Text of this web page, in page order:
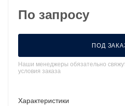
По запросу
ПОД
Наши менеджеры обязательно
условия заказа
Характеристики